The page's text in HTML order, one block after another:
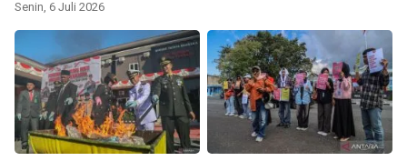
Senin, 6 Juli 2026